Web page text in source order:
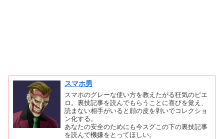
スマホ男
スマホのグレーな使い方を教えたがる狂気のピエ
ロ。裏技記事を読んでもらうことに喜びを覚え、
読まない相手がいると顔の皮を剥いでコレクショ
ン化する。
あなたの安全のためにも今スグこの下の裏技記事
を読んで機嫌をとってほしい。